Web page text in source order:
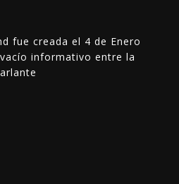
fue creada el 4 de Enero
informativo entre la